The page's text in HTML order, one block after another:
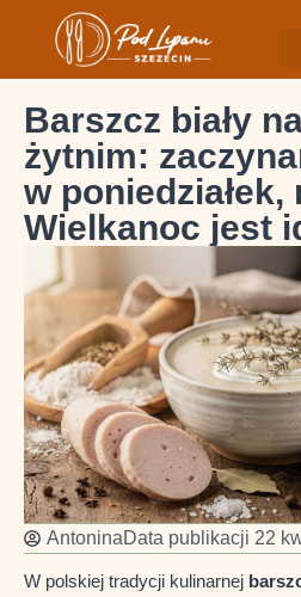
Barszcz biały
żytnim:
w poniedziałek,
Wielkanoc jest
AntoninaData publikacji 22
W polskiej tradycji kulinarnej